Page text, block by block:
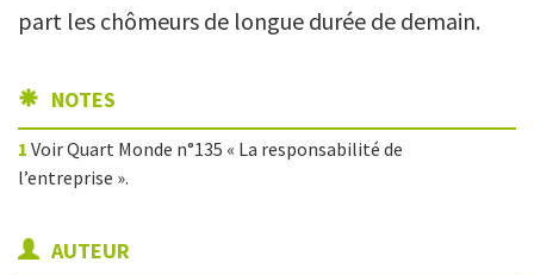
part les chômeurs de longue durée de demain.
NOTES
1 Voir Quart Monde n°135 « La responsabilité de
l’entreprise ».
AUTEUR